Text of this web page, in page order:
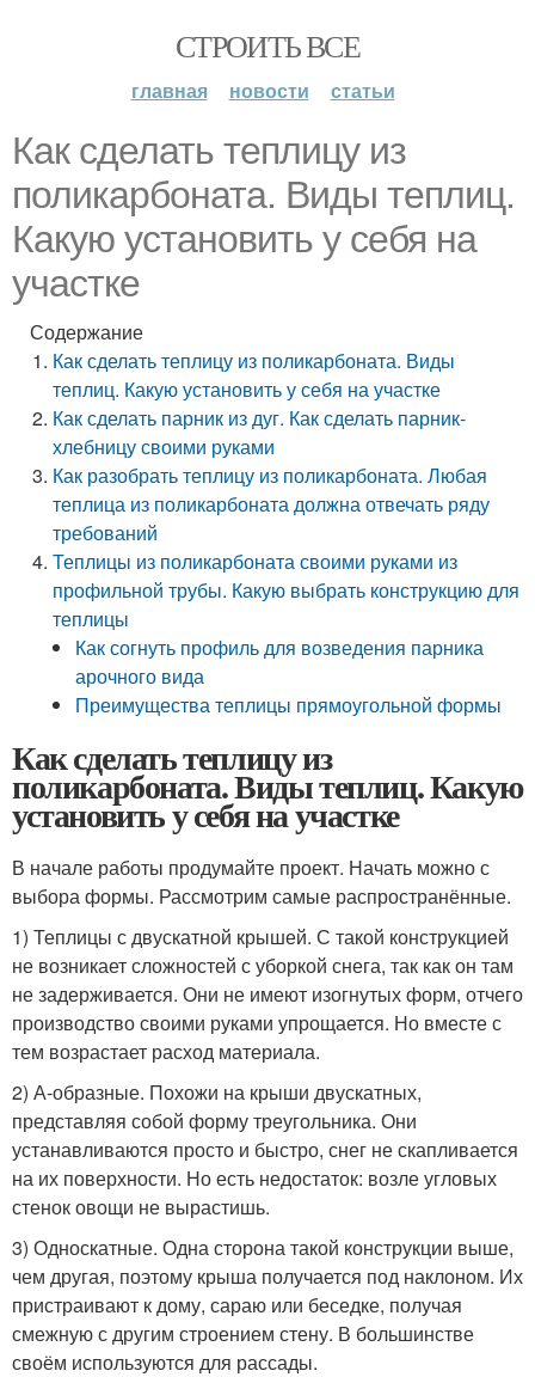
СТРОИТЬ ВСЕ
главная новости статьи
Как сделать теплицу из
поликарбоната. Виды теплиц.
Какую установить у себя на
участке
Содержание
Как сделать теплицу из поликарбоната. Виды
теплиц. Какую установить у себя на участке
Как сделать парник из дуг. Как сделать парник-
хлебницу своими руками
Как разобрать теплицу из поликарбоната. Любая
теплица из поликарбоната должна отвечать ряду
требований
Теплицы из поликарбоната своими руками из
профильной трубы. Какую выбрать конструкцию для
теплицы
Как согнуть профиль для возведения парника
арочного вида
Преимущества теплицы прямоугольной формы
Как сделать теплицу из
поликарбоната. Виды теплиц. Какую
установить у себя на участке
В начале работы продумайте проект. Начать можно с
выбора формы. Рассмотрим самые распространённые.
1) Теплицы с двускатной крышей. С такой конструкцией
не возникает сложностей с уборкой снега, так как он там
не задерживается. Они не имеют изогнутых форм, отчего
производство своими руками упрощается. Но вместе с
тем возрастает расход материала.
2) А-образные. Похожи на крыши двускатных,
представляя собой форму треугольника. Они
устанавливаются просто и быстро, снег не скапливается
на их поверхности. Но есть недостаток: возле угловых
стенок овощи не вырастишь.
3) Односкатные. Одна сторона такой конструкции выше,
чем другая, поэтому крыша получается под наклоном. Их
пристраивают к дому, сараю или беседке, получая
смежную с другим строением стену. В большинстве
своём используются для рассады.